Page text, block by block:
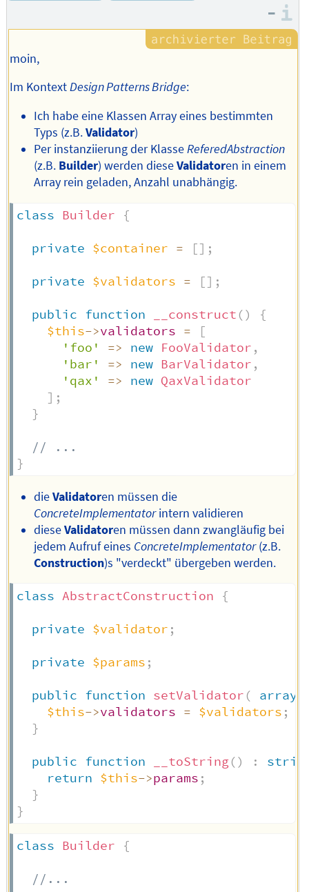
–
moin,
Im KontextDesign Patterns Bridge:
Ich habe eine Klassen Array eines bestimmten
Typs (z.B.Validator)
Per instanziierung der KlasseReferedAbstraction
(z.B. Builder) werden dieseValidatoren in einem
Array rein geladen, Anzahl unabhängig.
class Builder {
private $container = [] ;
private $validators = [] ;
public function __construct ()
{
$this->validators =
[
'foo'
=> new FooValidator ,
'bar'
=> new BarValidator ,
'qax'
=> new QaxValidator
] ;
}
// ...
}
dieValidatoren müssen die
ConcreteImplementatorintern validieren
dieseValidatoren müssen dann zwangläufig bei
jedem Aufruf eines ConcreteImplementator(z.B.
Construction)s "verdeckt" übergeben werden.
class AbstractConstruction {
private $validator ;
private $params ;
public function setValidator ( array
$this->validators = $validators ;
}
public function __toString() :
return $this->params ;
}
}
class Builder {
//...